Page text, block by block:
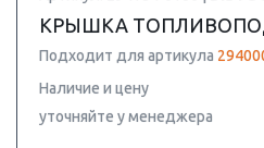
КРЫШКА
Подходит для артикула
Наличие и цену
уточняйте у менеджера